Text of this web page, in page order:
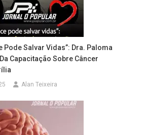
Pode Salvar Vidas”: Dra. Paloma
Capacitação Sobre Câncer
Alan Teixeira